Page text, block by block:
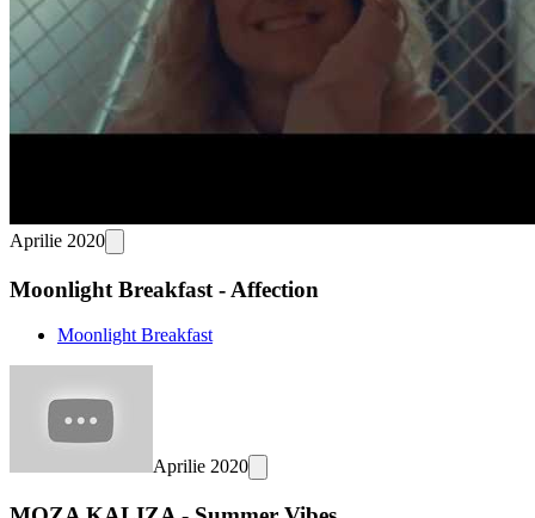
Aprilie 2020
Moonlight Breakfast - Affection
Moonlight Breakfast
Aprilie 2020